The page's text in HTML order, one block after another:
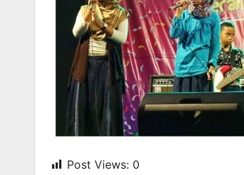
Post Views: 0